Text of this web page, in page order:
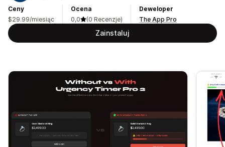
Ceny
$29.99/miesiąc
Ocena
0,0
(0 Recenzje)
Deweloper
The App Pro
Zainstaluj